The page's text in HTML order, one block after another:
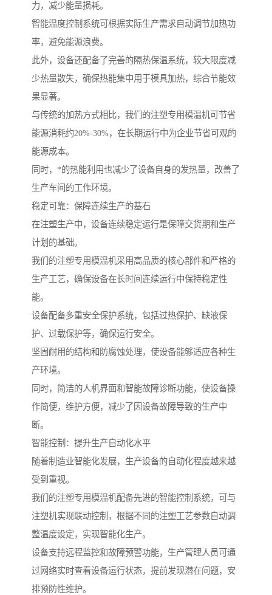
力，减少能量损耗。
智能温度控制系统可根据实际生产需求自动调节加热功
率，避免能源浪费。
此外，设备还配备了完善的隔热保温系统，较大限度减
少热量散失，确保热能集中用于模具加热，综合节能效
果显著。
与传统的加热方式相比，我们的注塑专用模温机可节省
能源消耗约20%-30%，在长期运行中为企业节省可观的
能源成本。
同时，*的热能利用也减少了设备自身的发热量，改善了
生产车间的工作环境。
稳定可靠：保障连续生产的基石
在注塑生产中，设备连续稳定运行是保障交货期和生产
计划的基础。
我们的注塑专用模温机采用高品质的核心部件和严格的
生产工艺，确保设备在长时间连续运行中保持稳定性
能。
设备配备多重安全保护系统，包括过热保护、缺液保
护、过载保护等，确保运行安全。
坚固耐用的结构和防腐蚀处理，使设备能够适应各种生
产环境。
同时，简洁的人机界面和智能故障诊断功能，使设备操
作简便，维护方便，减少了因设备故障导致的生产中
断。
智能控制：提升生产自动化水平
随着制造业智能化发展，生产设备的自动化程度越来越
受到重视。
我们的注塑专用模温机配备先进的智能控制系统，可与
注塑机实现联动控制，根据不同的注塑工艺参数自动调
整温度设定，实现智能化生产。
设备支持远程监控和故障预警功能，生产管理人员可通
过网络实时查看设备运行状态，提前发现潜在问题，安
排预防性维护。